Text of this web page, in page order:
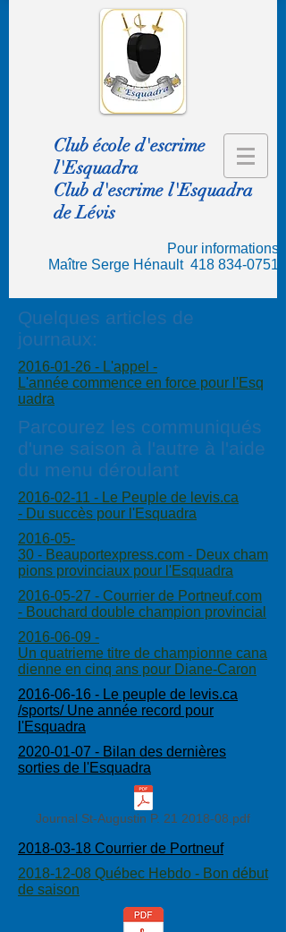
Club école d'escrime
l'Esquadra
Club d'escrime l'Esquadra
de Lévis
Pour informations
Maître Serge Hénault 418 834-0751
Quelques articles de
journaux:
2016-01-26 - L'appel -
L'année commence en force pour l'Esq
uadra
Parcourez les communiqués
d'une saison à l'autre à l'aide
du menu déroulant
2016-02-11 - Le Peuple de levis.ca
- Du succès pour l'Esquadra
2016-05-
30 - Beauportexpress.com - Deux cham
pions provinciaux pour l'Esquadra
2016-05-27 - Courrier de Portneuf.com
- Bouchard double champion provincial
2016-06-09 -
Un quatrieme titre de championne cana
dienne en cinq ans pour Diane-Caron
2016-06-16 - Le peuple de levis.ca
/sports/ Une année record pour
l'Esquadra
2020-01-07 - Bilan des dernières
sorties de l'Esquadra
Journal St-Augustin P. 21 2018-08.pdf
2018-03-18 Courrier de Portneuf
2018-12-08 Québec Hebdo - Bon début
de saison